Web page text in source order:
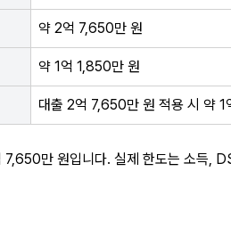
약 2억 7,650만 원
약 1억 1,850만 원
대출 2억 7,650만 원 적용 시 약
만 원입니다. 실제 한도는 소득,